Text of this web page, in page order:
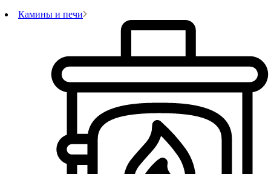
Камины и печи